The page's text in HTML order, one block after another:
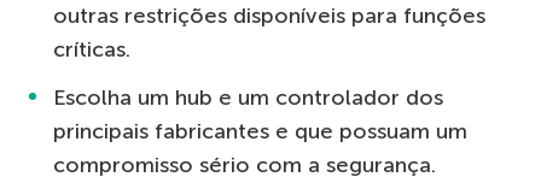
outras restrições disponíveis para funções
críticas.
Escolha um hub e um controlador dos
principais fabricantes e que possuam um
compromisso sério com a segurança.